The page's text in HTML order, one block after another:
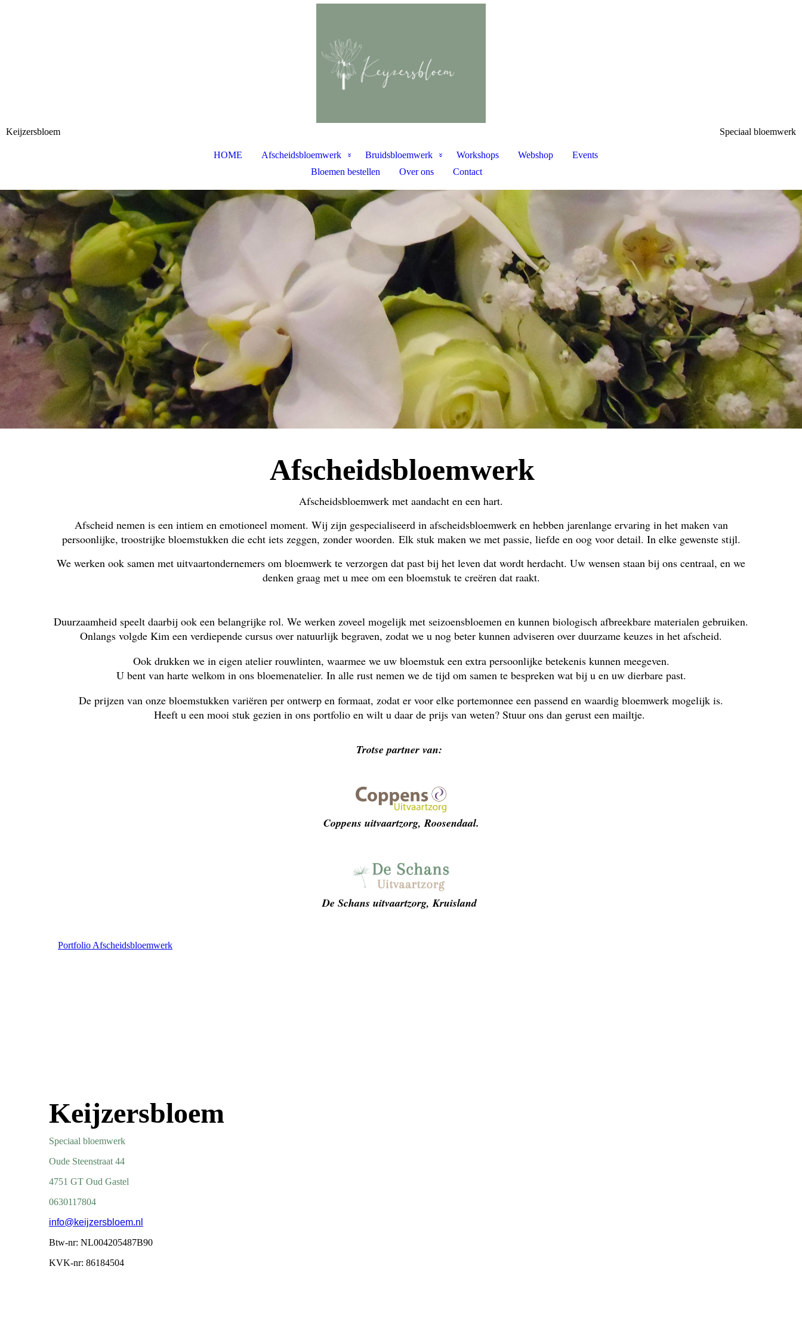
Keijzersbloem Speciaal bloemwerk
HOME Afscheidsbloemwerk Bruidsbloemwerk Workshops Webshop
Events
Bloemen bestellen
Over ons Contact
Afscheidsbloemwerk
Afscheidsbloemwerk met aandacht en een hart.
Afscheid nemen is een intiem en emotioneel moment. Wij zijn gespecialiseerd in afscheidsbloemwerk en hebben jarenlange ervaring in het maken van
persoonlijke, troostrijke bloemstukken die echt iets zeggen, zonder woorden. Elk stuk maken we met passie, liefde en oog voor detail. In elke gewenste stijl.
We werken ook samen met uitvaartondernemers om bloemwerk te verzorgen dat past bij het leven dat wordt herdacht. Uw wensen staan bij ons centraal, en we
denken graag met u mee om een bloemstuk te creëren dat raakt.
Duurzaamheid speelt daarbij ook een belangrijke rol. We werken zoveel mogelijk met seizoensbloemen en kunnen biologisch afbreekbare materialen gebruiken.
Onlangs volgde Kim een verdiepende cursus over natuurlijk begraven, zodat we u nog beter kunnen adviseren over duurzame keuzes in het afscheid.
Ook drukken we in eigen atelier rouwlinten, waarmee we uw bloemstuk een extra persoonlijke betekenis kunnen meegeven.
U bent van harte welkom in ons bloemenatelier. In alle rust nemen we de tijd om samen te bespreken wat bij u en uw dierbare past.
De prijzen van onze bloemstukken variëren per ontwerp en formaat, zodat er voor elke portemonnee een passend en waardig bloemwerk mogelijk is.
Heeft u een mooi stuk gezien in ons portfolio en wilt u daar de prijs van weten? Stuur ons dan gerust een mailtje.
Trotse partner van:
Coppens uitvaartzorg, Roosendaal.
De Schans uitvaartzorg, Kruisland
Portfolio Afscheidsbloemwerk
Keijzersbloem
Speciaal bloemwerk
Oude Steenstraat 44
4751 GT Oud Gastel
0630117804
info@keijzersbloem.nl
Btw-nr: NL004205487B90
KVK-nr: 86184504